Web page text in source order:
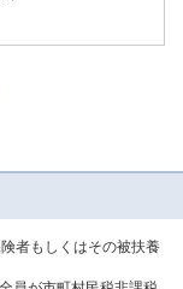
者もしくはその被扶養